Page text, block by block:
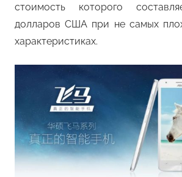
стоимость которого
долларов США при не самых
характеристиках.